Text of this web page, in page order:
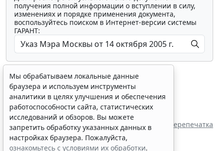
получения полной информации о вступлении в силу,
изменениях и порядке применения документа,
воспользуйтесь поиском в Интернет-версии системы
ГАРАНТ:
Показать все материалы
Источник: Мэр Москвы Перепечатка
Мы обрабатываем локальные данные
браузера и используем инструменты
аналитики в целях улучшения и обеспечения
работоспособности сайта, статистических
исследований и обзоров. Вы можете
запретить обработку указанных данных в
настройках браузера. Пожалуйста,
ознакомьтесь с условиями их обработки.